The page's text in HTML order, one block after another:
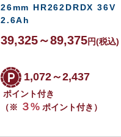
26mm HR262DRDX 36V
2.6Ah
39,325～89,375円(税込)
1,072～2,437
ポイント付き
（※ ３%ポイント付き）